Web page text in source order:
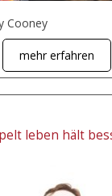
Cooney
mehr erfahren
leben hält